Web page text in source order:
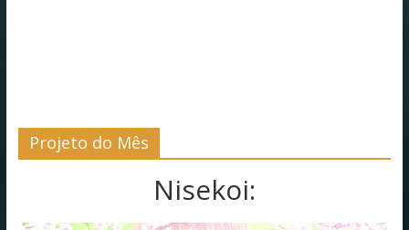
Projeto do Mês
Nisekoi: